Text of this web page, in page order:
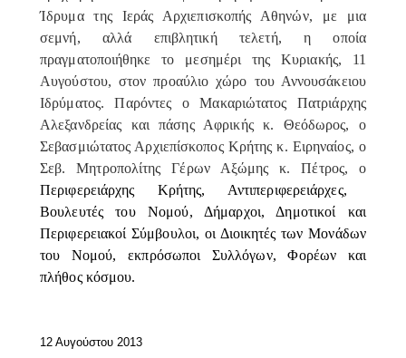
Ίδρυμα της Ιεράς Αρχιεπισκοπής Αθηνών, με μια
σεμνή, αλλά επιβλητική τελετή, η οποία
πραγματοποιήθηκε το μεσημέρι της Κυριακής, 11
Αυγούστου, στον προαύλιο χώρο του Αννουσάκειου
Ιδρύματος. Παρόντες ο Μακαριώτατος Πατριάρχης
Αλεξανδρείας και πάσης Αφρικής κ. Θεόδωρος, ο
Σεβασμιώτατος Αρχιεπίσκοπος Κρήτης κ. Ειρηναίος, ο
Σεβ. Μητροπολίτης Γέρων Αξώμης κ. Πέτρος, ο
Περιφερειάρχης Κρήτης, Αντιπεριφερειάρχες,
Βουλευτές του Νομού, Δήμαρχοι, Δημοτικοί και
Περιφερειακοί Σύμβουλοι, οι Διοικητές των Μονάδων
του Νομού, εκπρόσωποι Συλλόγων, Φορέων και
πλήθος κόσμου.
12 Αυγούστου 2013